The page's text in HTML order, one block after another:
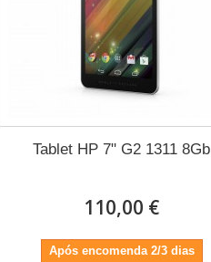
Tablet HP 7" G2 1311 8Gb
110,00 €
Após encomenda 2/3 dias